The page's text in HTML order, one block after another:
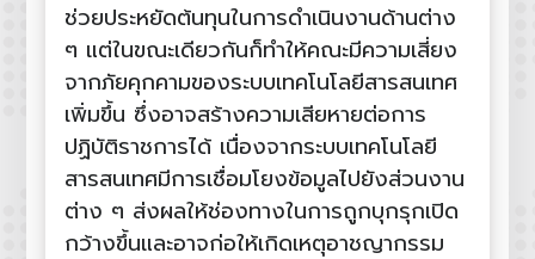
ช่วยประหยัดต้นทุนในการดำเนินงานด้านต่าง
ๆ แต่ในขณะเดียวกันก็ทำให้คณะมีความเสี่ยง
จากภัยคุกคามของระบบเทคโนโลยีสารสนเทศ
เพิ่มขึ้น ซึ่งอาจสร้างความเสียหายต่อการ
ปฏิบัติราชการได้ เนื่องจากระบบเทคโนโลยี
สารสนเทศมีการเชื่อมโยงข้อมูลไปยังส่วนงาน
ต่าง ๆ ส่งผลให้ช่องทางในการถูกบุกรุกเปิด
กว้างขึ้นและอาจก่อให้เกิดเหตุอาชญากรรม